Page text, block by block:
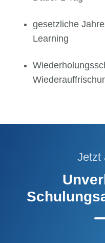
gesetzliche
Learning
Jetzt